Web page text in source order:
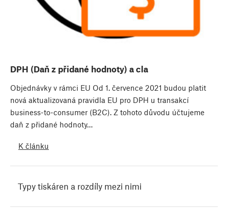
DPH (Daň z přidané hodnoty) a cla
Objednávky v rámci EU Od 1. července 2021 budou platit
nová aktualizovaná pravidla EU pro DPH u transakcí
business-to-consumer (B2C). Z tohoto důvodu účtujeme
daň z přidané hodnoty…
K článku
Typy tiskáren a rozdíly mezi nimi